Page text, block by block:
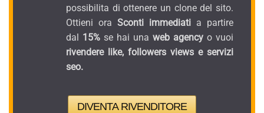
possibilita di ottenere un clone del sito.
Ottieni ora Sconti immediati a partire
dal 15% se hai una web agency o vuoi
rivendere like, followers views e servizi
seo.
DIVENTA RIVENDITORE